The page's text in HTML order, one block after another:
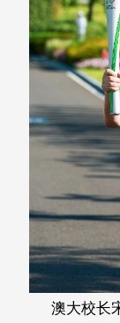
澳大校长